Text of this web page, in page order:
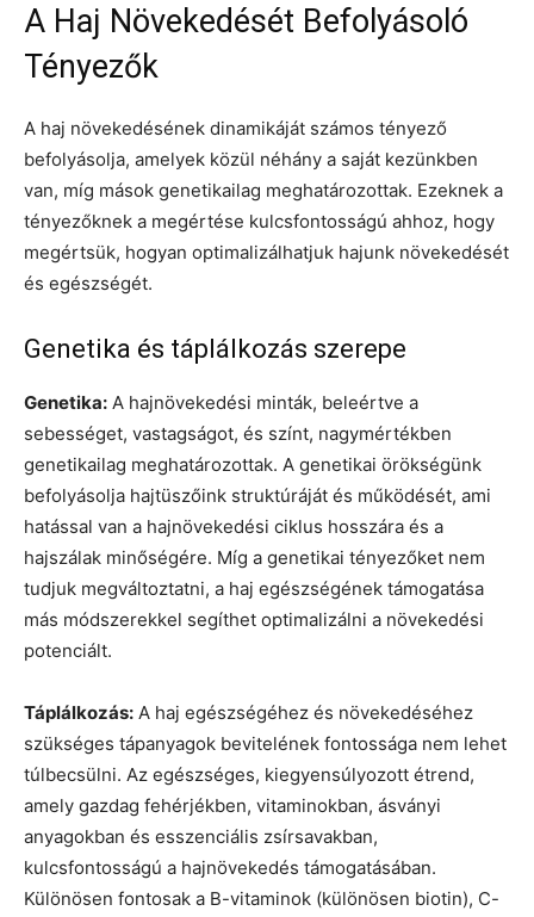
A Haj Növekedését Befolyásoló
Tényezők
A haj növekedésének dinamikáját számos tényező
befolyásolja, amelyek közül néhány a saját kezünkben
van, míg mások genetikailag meghatározottak. Ezeknek a
tényezőknek a megértése kulcsfontosságú ahhoz, hogy
megértsük, hogyan optimalizálhatjuk hajunk növekedését
és egészségét.
Genetika és táplálkozás szerepe
Genetika: A hajnövekedési minták, beleértve a
sebességet, vastagságot, és színt, nagymértékben
genetikailag meghatározottak. A genetikai örökségünk
befolyásolja hajtüszőink struktúráját és működését, ami
hatással van a hajnövekedési ciklus hosszára és a
hajszálak minőségére. Míg a genetikai tényezőket nem
tudjuk megváltoztatni, a haj egészségének támogatása
más módszerekkel segíthet optimalizálni a növekedési
potenciált.
Táplálkozás: A haj egészségéhez és növekedéséhez
szükséges tápanyagok bevitelének fontossága nem lehet
túlbecsülni. Az egészséges, kiegyensúlyozott étrend,
amely gazdag fehérjékben, vitaminokban, ásványi
anyagokban és esszenciális zsírsavakban,
kulcsfontosságú a hajnövekedés támogatásában.
Különösen fontosak a B-vitaminok (különösen biotin), C-